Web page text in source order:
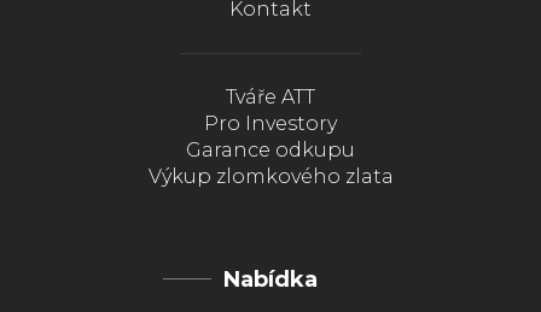
Kontakt
Tváře ATT
Pro Investory
Garance odkupu
Výkup zlomkového zlata
Nabídka